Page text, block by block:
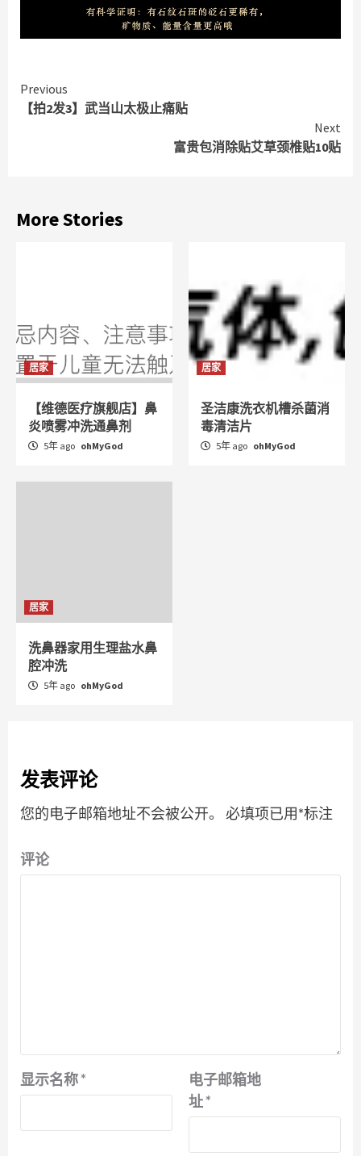
Continue
Reading
Previous
【拍2发3】武当山太极止痛贴
Next
富贵包消除贴艾草颈椎贴10贴
More Stories
居家
【维德医疗旗舰店】鼻
炎喷雾冲洗通鼻剂
5年 ago ohMyGod
居家
圣洁康洗衣机槽杀菌消
毒清洁片
5年 ago ohMyGod
居家
洗鼻器家用生理盐水鼻
腔冲洗
5年 ago ohMyGod
发表评论
您的电子邮箱地址不会被公开。 必填项已用*标注
评论
显示名称*
电子邮箱地
址*